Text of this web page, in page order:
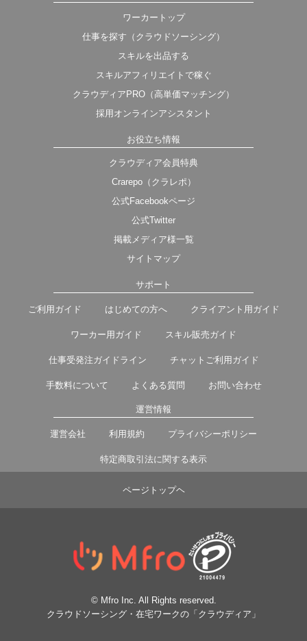
ワーカートップ
仕事を探す（クラウドソーシング）
スキルを出品する
スキルアフィリエイトで稼ぐ
クラウディアPRO（高単価マッチング）
採用オンラインアシスタント
お役立ち情報
クラウディア会員特典
Crarepo（クラレポ）
公式Facebookページ
公式Twitter
掲載メディア様一覧
サイトマップ
サポート
ご利用ガイド はじめての方へ クライアント用ガイド
ワーカー用ガイド スキル販売ガイド
仕事受発注ガイドライン チャットご利用ガイド
手数料について よくある質問 お問い合わせ
運営情報
運営会社 利用規約 プライバシーポリシー
特定商取引法に関する表示
ページトップヘ
© Mfro Inc. All Rights reserved.
クラウドソーシング・在宅ワークの「クラウディア」